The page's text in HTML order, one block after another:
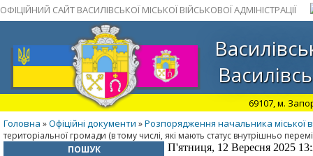
ОФІЦІЙНИЙ САЙТ ВАСИЛІВСЬКОЇ МІСЬКОЇ ВІЙСЬКОВОЇ АДМІНІСТРАЦІЇ
69107, м.
Головна »Офіційні документи »Розпорядження начальника міської
територіальної громади (в тому числі, які мають статус внутрішньо
ПОШУК
П'ятниця, 12 Вересня 2025